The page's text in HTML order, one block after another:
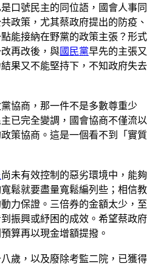
口號民主的同位語，國會人事同
政策，尤其蔡政府提出的防疫、
能接納在野黨的政策主張？形式
再改後，與國民黨早先的主張又
果又不能堅持下，不知政府失去
協商，那一件不是多數尊重少
已完全變調，國會協商不僅流以
策協商。這是一個看不到「實質
尚未有效控制的惡劣環境中，能夠
鬆就要盡量寬鬆編列些；相信教
力保證。三倍券的金額太少，至
振興或紓困的成效。希望蔡政府
算再以現金增額提撥。
歲，以及廢除考監二院，已獲得